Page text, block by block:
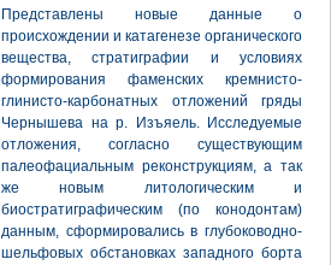
Представлены новые данные о
происхождении и катагенезе органического
вещества, стратиграфии и условиях
формирования фаменских кремнисто-
глинисто-карбонатных отложений гряды
Чернышева на р. Изъяель. Исследуемые
отложения, согласно существующим
палеофациальным реконструкциям, а так
же новым литологическим и
биостратиграфическим (по конодонтам)
данным, сформировались в глубоководно-
шельфовых обстановках западного борта